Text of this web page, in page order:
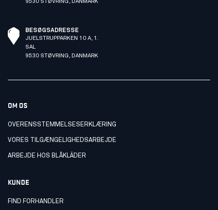
9530 STØVRING, DANMARK
BESØGSADRESSE
JUELSTRUPPARKEN 10 A, 1.
SAL
9530 STØVRING, DANMARK
OM OS
OVERENSSTEMMELSESERKLÆRING
VORES TILGÆNGELIGHEDSARBEJDE
ARBEJDE HOS BLÅKLÄDER
KUNDE
FIND FORHANDLER